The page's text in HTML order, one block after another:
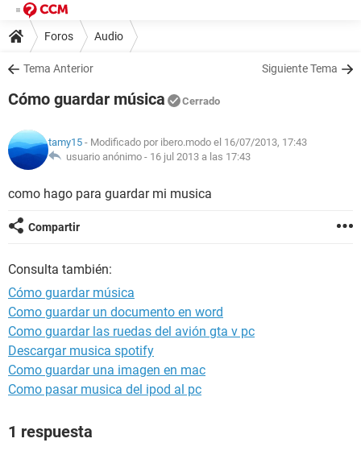
Foros Audio
Tema Anterior Siguiente Tema
Cómo guardar música Cerrado
tamy15 - Modificado por ibero.modo el 16/07/2013, 17:43
usuario anónimo - 16 jul 2013 a las 17:43
como hago para guardar mi musica
Compartir
Consulta también:
Cómo guardar música
Como guardar un documento en word
Como guardar las ruedas del avión gta v pc
Descargar musica spotify
Como guardar una imagen en mac
Como pasar musica del ipod al pc
1 respuesta